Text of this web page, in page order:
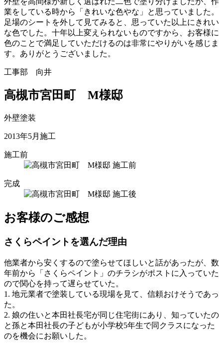
業をしている時から「きれいな色やな」と思っていました。
足場のシートを外して見てみると、思っていた以上にきれい
な色でした。十年以上変えられないものですから、お客様に
色のことで満足していただけるのは非常にやりがいを感じま
す。ありがとうございました。
工事部 向井
高槻市宮田町 М様邸
外壁塗装
2013年5月施工
施工前
完成
お客様のご感想
さくらペイントを選んだ理由
他業者から安くするので塗らせてほしいと話があったが、数
年前から「さくらペイント」のチラシがポストに入っていた
ので関心を持って遅らせていた。
1. 地元業者で塗装している現場を見て、信頼おけそうであっ
た。
2. 娘の住いと本田社長宅が同じ住宅街にあり、知っていたの
と孫と本田社長の子どもが小学校5年生で同クラスになった
のを機会にお願いした。